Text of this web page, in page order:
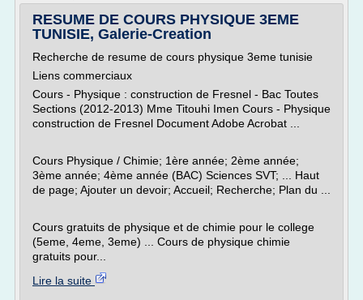
RESUME DE COURS PHYSIQUE 3EME
TUNISIE, Galerie-Creation
Recherche de resume de cours physique 3eme tunisie
Liens commerciaux
Cours - Physique : construction de Fresnel - Bac Toutes
Sections (2012-2013) Mme Titouhi Imen Cours - Physique
construction de Fresnel Document Adobe Acrobat ...
Cours Physique / Chimie; 1ère année; 2ème année;
3ème année; 4ème année (BAC) Sciences SVT; ... Haut
de page; Ajouter un devoir; Accueil; Recherche; Plan du ...
Cours gratuits de physique et de chimie pour le college
(5eme, 4eme, 3eme) ... Cours de physique chimie
gratuits pour...
Lire la suite